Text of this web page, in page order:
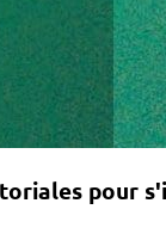
pour